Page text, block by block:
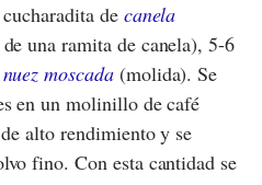
de canela
una ramita de canela), 5-6
nuez moscada(molida). Se
en un molinillo de café
alto rendimiento y se
fino. Con esta cantidad se